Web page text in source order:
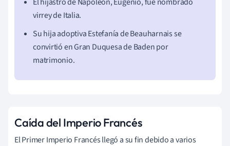
virrey de Italia.
Su hija adoptiva Estefanía de Beauharnais se
convirtió en Gran Duquesa de Baden por
matrimonio.
Caída del Imperio Francés
El Primer Imperio Francés llegó a su fin debido a varios